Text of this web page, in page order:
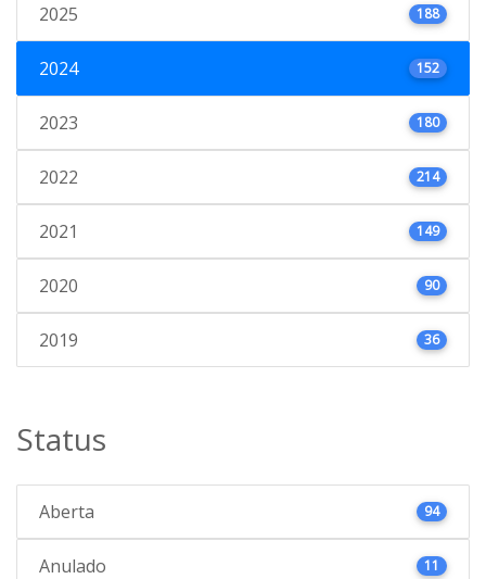
2025 188
2024 152
2023 180
2022 214
2021 149
2020 90
2019 36
Status
Aberta 94
Anulado 11